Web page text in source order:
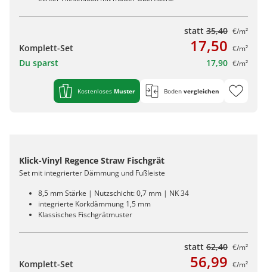
statt 35,40 €/m²
Komplett-Set 17,50 €/m²
Du sparst 17,90 €/m²
Kostenloses Muster Boden vergleichen
Klick-Vinyl Regence Straw Fischgrät
Set mit integrierter Dämmung und Fußleiste
8,5 mm Stärke | Nutzschicht: 0,7 mm | NK 34
integrierte Korkdämmung 1,5 mm
Klassisches Fischgrätmuster
statt 62,40 €/m²
Komplett-Set 56,99 €/m²